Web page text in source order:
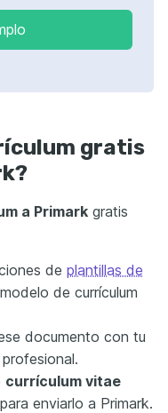
gratis
a Primark gratis
de plantillas de
de currículum
documento con tu
currículum vitae
enviarlo a Primark.